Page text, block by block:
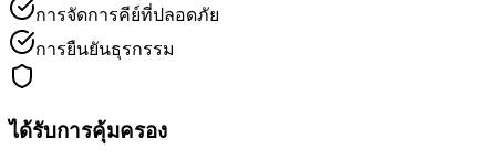
การจัดการคีย์ที่ปลอดภัย
การยืนยันธุรกรรม
ได้รับการคุ้มครอง